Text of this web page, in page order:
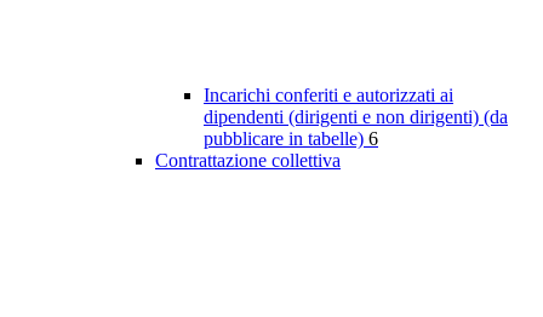
Incarichi conferiti e autorizzati ai
dipendenti (dirigenti e non dirigenti) (da
pubblicare in tabelle) 6
Contrattazione collettiva